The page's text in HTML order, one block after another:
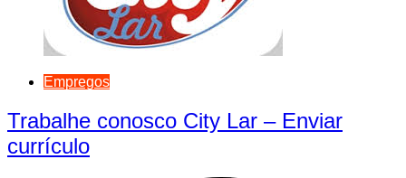
Empregos
Trabalhe conosco City Lar – Enviar
currículo